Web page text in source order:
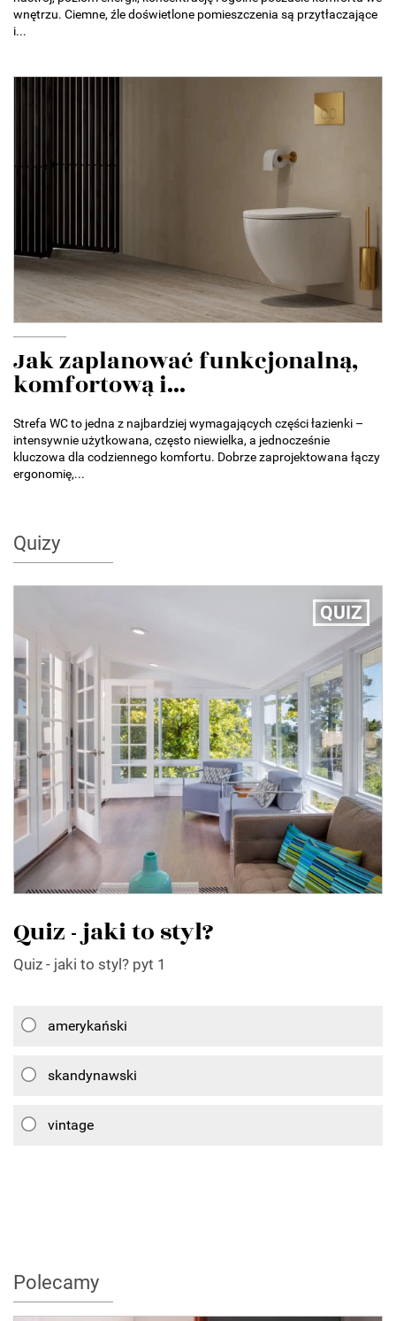
wnętrzu. Ciemne, źle doświetlone pomieszczenia są przytłaczające
i...
Jak zaplanować funkcjonalną,
komfortową i...
Strefa WC to jedna z najbardziej wymagających części łazienki –
intensywnie użytkowana, często niewielka, a jednocześnie
kluczowa dla codziennego komfortu. Dobrze zaprojektowana łączy
ergonomię,...
Quizy
QUIZ
Quiz - jaki to styl?
Quiz - jaki to styl? pyt 1
amerykański
skandynawski
vintage
Polecamy